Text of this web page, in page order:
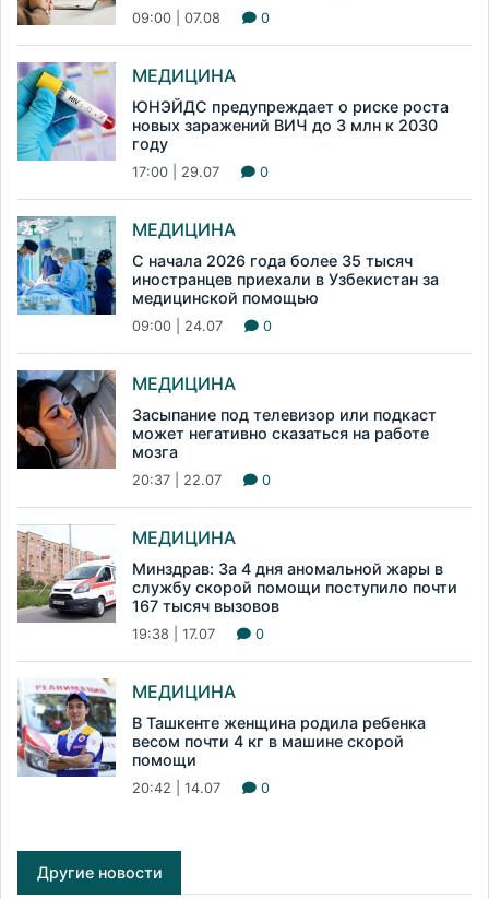
09:00 | 07.08 0
МЕДИЦИНА
ЮНЭЙДС предупреждает о риске роста
новых заражений ВИЧ до 3 млн к 2030
году
17:00 | 29.07 0
МЕДИЦИНА
С начала 2026 года более 35 тысяч
иностранцев приехали в Узбекистан за
медицинской помощью
09:00 | 24.07 0
МЕДИЦИНА
Засыпание под телевизор или подкаст
может негативно сказаться на работе
мозга
20:37 | 22.07 0
МЕДИЦИНА
Минздрав: За 4 дня аномальной жары в
службу скорой помощи поступило почти
167 тысяч вызовов
19:38 | 17.07 0
МЕДИЦИНА
В Ташкенте женщина родила ребенка
весом почти 4 кг в машине скорой
помощи
20:42 | 14.07 0
Другие новости